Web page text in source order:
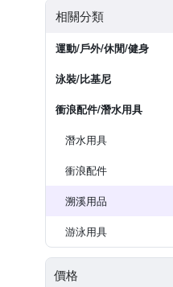
相關分類
運動/戶外/休閒/健身
泳裝/比基尼
衝浪配件/潛水用具
潛水用具
衝浪配件
溯溪用品
游泳用具
價格